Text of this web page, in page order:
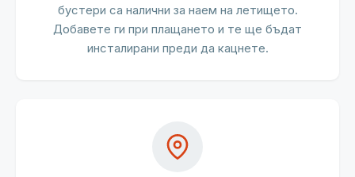
бустери са налични за наем на летището.
Добавете ги при плащането и те ще бъдат
инсталирани преди да кацнете.